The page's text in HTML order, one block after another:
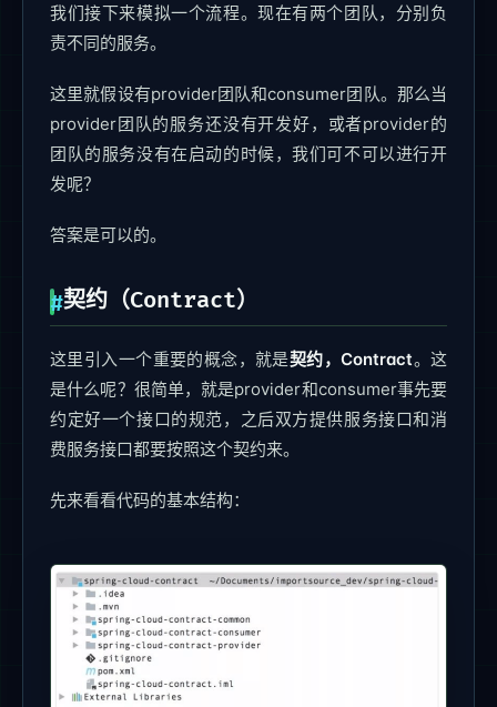
我们接下来模拟一个流程。现在有两个团队，分别负
责不同的服务。
这里就假设有provider团队和consumer团队。那么当
provider团队的服务还没有开发好，或者provider的
团队的服务没有在启动的时候，我们可不可以进行开
发呢？
答案是可以的。
契约（Contract）
这里引入一个重要的概念，就是契约，Contract。这
是什么呢？很简单，就是provider和consumer事先要
约定好一个接口的规范，之后双方提供服务接口和消
费服务接口都要按照这个契约来。
先来看看代码的基本结构：